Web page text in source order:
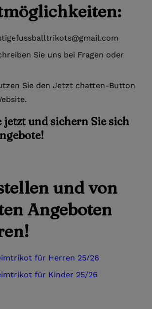
Sie uns bei Fragen oder
Sie den Jetzt chatten-Button
jetzt und sichern Sie sich
und von
Angeboten
für Herren 25/26
für Kinder 25/26